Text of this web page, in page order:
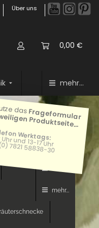
Über uns
0,00 €
mehr...
dasFrageformular
Produktseite...
Werktags:
und 13-17 Uhr
7821 58838-30
mehr...